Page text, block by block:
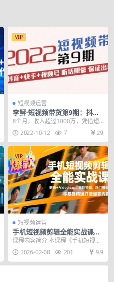
VIP
短视频运营
李鲆·短视频带货第9期：抖音
+快手+视频号 听话照做 保证
出单（价值3299元)
8个月，收入超过1000万，凭借短
视频带货一度爬到星球财富周榜第
一位的李鲆到底有...
2022-10-12 7 29
VIP
短视频运营
手机短视频剪辑全能实战课，
剪映+Videoleap、高阶特效、
款内容
课程内容简介 本课程《手机短视频
拍摄剪辑实操课》是一套面向移动
端短视频创作者的零...
2026-02-08 201 9.9